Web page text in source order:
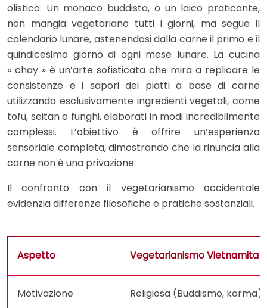
olistico. Un monaco buddista, o un laico praticante,
non mangia vegetariano tutti i giorni, ma segue il
calendario lunare, astenendosi dalla carne il primo e il
quindicesimo giorno di ogni mese lunare. La cucina
« chay » è un’arte sofisticata che mira a replicare le
consistenze e i sapori dei piatti a base di carne
utilizzando esclusivamente ingredienti vegetali, come
tofu, seitan e funghi, elaborati in modi incredibilmente
complessi. L’obiettivo è offrire un’esperienza
sensoriale completa, dimostrando che la rinuncia alla
carne non è una privazione.
Il confronto con il vegetarianismo occidentale
evidenzia differenze filosofiche e pratiche sostanziali.
Aspetto Vegetarianismo Vietnamita
Motivazione Religiosa (Buddismo, karma)